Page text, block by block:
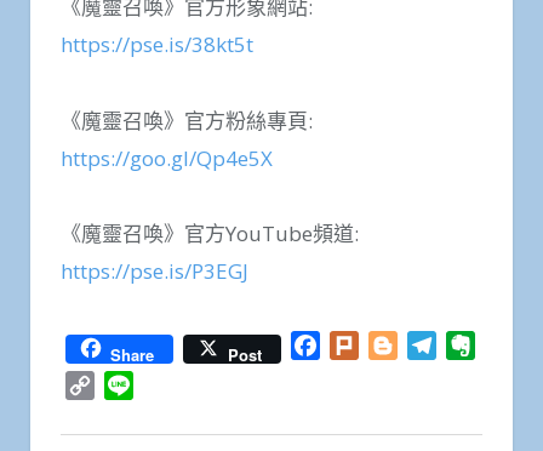
《魔靈召喚》官方形象網站:
https://pse.is/38kt5t
《魔靈召喚》官方粉絲專頁:
https://goo.gl/Qp4e5X
《魔靈召喚》官方YouTube頻道:
https://pse.is/P3EGJ
Share Post Facebook
Plurk BloggerTelegram
Copy